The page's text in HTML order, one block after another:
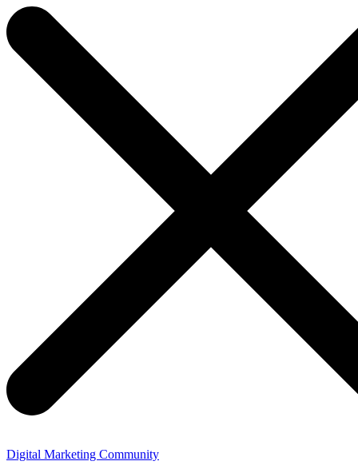
Digital Marketing Community